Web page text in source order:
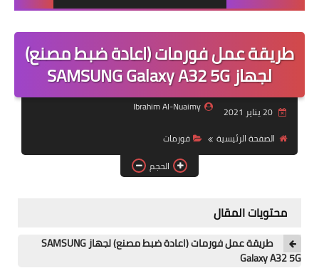
مراجعات
حماية
اندرويد
ويندوز
طريقة عمل فورمات (اعادة ضبط مصنع)
لجهاز SAMSUNG Galaxy A32 5G
20 يناير 2021
Ibrahim Al-Nuaimy
الصفحة الرئيسية
فورمات
الحجم
محتويات المقال
طريقة عمل فورمات (اعادة ضبط مصنع) لجهاز SAMSUNG
Galaxy A32 5G